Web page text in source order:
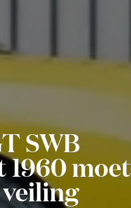
SWB
moet